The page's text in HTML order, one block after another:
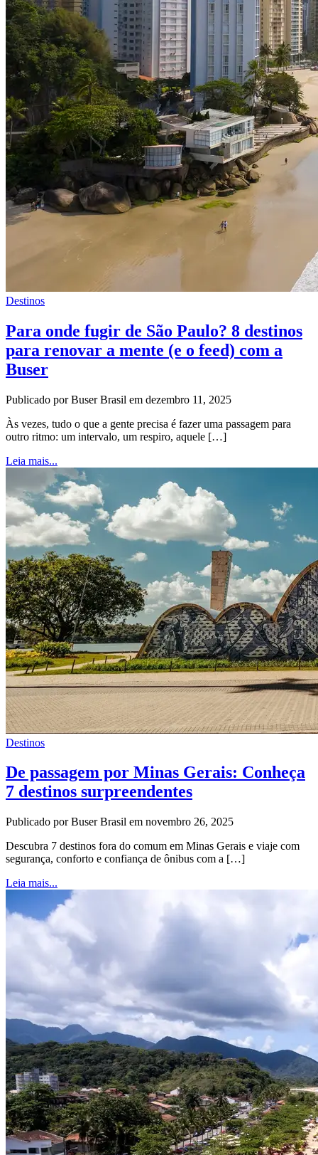
Destinos
Para onde fugir de São Paulo? 8 destinos
para renovar a mente (e o feed) com a
Buser
Publicado por Buser Brasil em dezembro 11, 2025
Às vezes, tudo o que a gente precisa é fazer uma passagem para
outro ritmo: um intervalo, um respiro, aquele […]
Leia mais...
Destinos
De passagem por Minas Gerais: Conheça
7 destinos surpreendentes
Publicado por Buser Brasil em novembro 26, 2025
Descubra 7 destinos fora do comum em Minas Gerais e viaje com
segurança, conforto e confiança de ônibus com a […]
Leia mais...